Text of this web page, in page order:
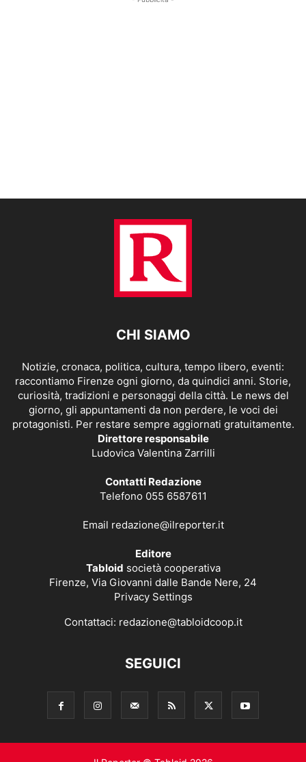
CHI SIAMO
Notizie, cronaca, politica, cultura, tempo libero, eventi:
raccontiamo Firenze ogni giorno, da quindici anni. Storie,
curiosità, tradizioni e personaggi della città. Le news del
giorno, gli appuntamenti da non perdere, le voci dei
protagonisti. Per restare sempre aggiornati gratuitamente.
Direttore responsabile
Ludovica Valentina Zarrilli
Contatti Redazione
Telefono 055 6587611
Email redazione@ilreporter.it
Editore
Tabloid società cooperativa
Firenze, Via Giovanni dalle Bande Nere, 24
Privacy Settings
Contattaci: redazione@tabloidcoop.it
SEGUICI